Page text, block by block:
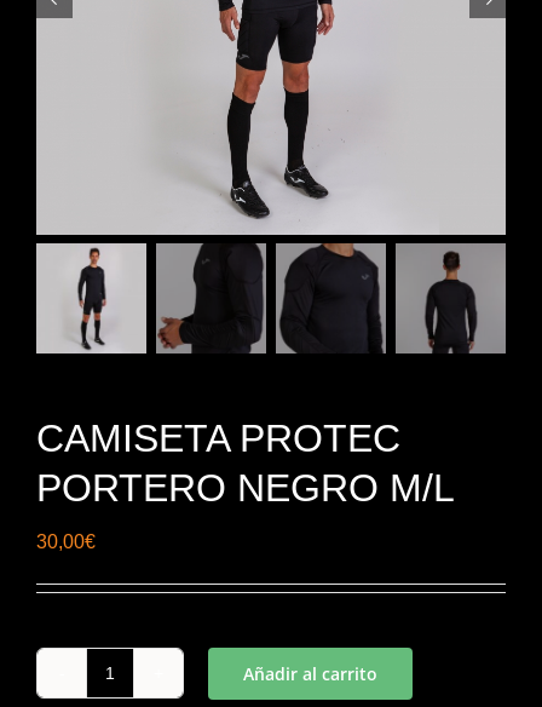
CAMISETA PROTEC
PORTERO NEGRO M/L
30,00€
CAMISETA
Añadir al carrito